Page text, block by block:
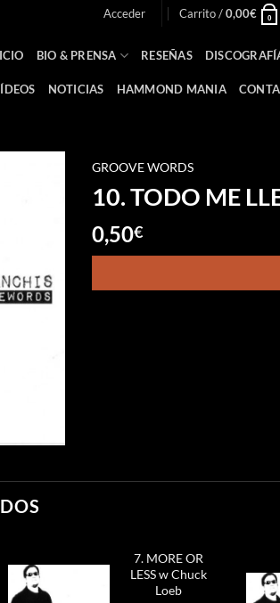
Acceder Carrito /0,00€ 0
BIO & PRENSA RESEÑAS
NOTICIAS HAMMOND MANIA
GROOVE WORDS
10. TODO ME
0,50€
7. MORE OR
LESS w Chuck
Loeb